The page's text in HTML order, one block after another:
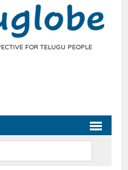
FOR TELUGU PEOPLE